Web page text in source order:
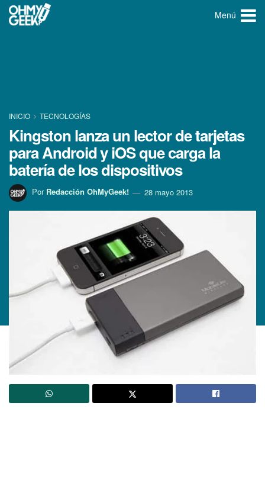
Menú
INICIO TECNOLOGÍ­AS
Kingston lanza un lector de tarjetas
para Android y iOS que carga la
baterí­a de los dispositivos
Por Redacción OhMyGeek! 28 mayo 2013